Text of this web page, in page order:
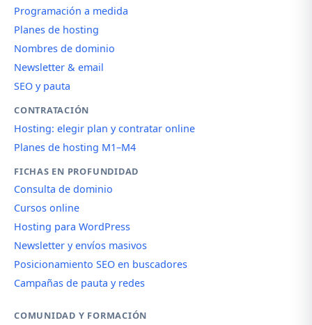
Programación a medida
Planes de hosting
Nombres de dominio
Newsletter & email
SEO y pauta
CONTRATACIÓN
Hosting: elegir plan y contratar online
Planes de hosting M1–M4
FICHAS EN PROFUNDIDAD
Consulta de dominio
Cursos online
Hosting para WordPress
Newsletter y envíos masivos
Posicionamiento SEO en buscadores
Campañas de pauta y redes
COMUNIDAD Y FORMACIÓN